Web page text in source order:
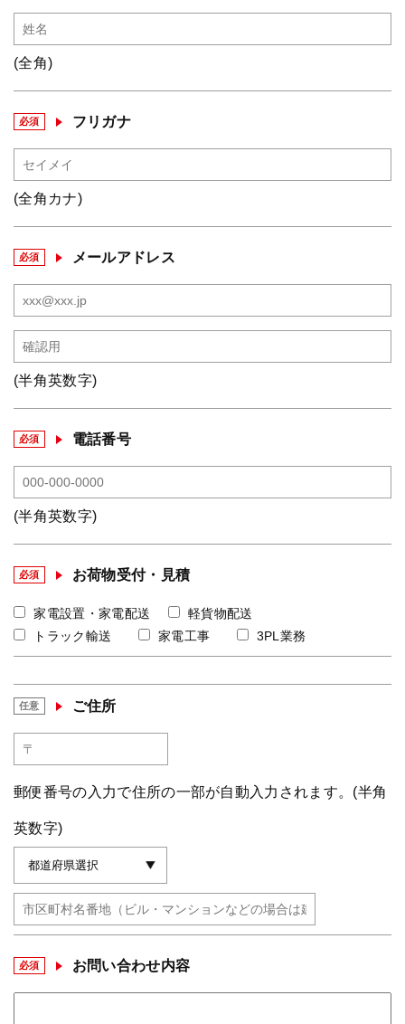
(全角)
必須 フリガナ
(全角カナ)
必須 メールアドレス
(半角英数字)
必須 電話番号
(半角英数字)
必須 お荷物受付・見積
家電設置・家電配送
軽貨物配送
トラック輸送
家電工事 3PL業務
任意 ご住所
郵便番号の入力で住所の一部が自動入力されます。(半角
英数字)
必須 お問い合わせ内容